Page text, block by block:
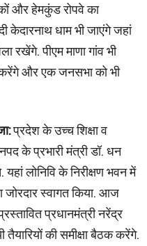
और हेमकुंड रोपवे का
केदारनाथ धाम भी जाएंगे जहां
रखेंगे. पीएम माणा गांव भी
और एक जनसभा को भी
प्रदेश के उच्च शिक्षा व
के प्रभारी मंत्री डॉ. धन
लोनिवि के निरीक्षण भवन में
जोरदार स्वागत किया. आज
प्रधानमंत्री नरेंद्र
की समीक्षा बैठक करेंगे.